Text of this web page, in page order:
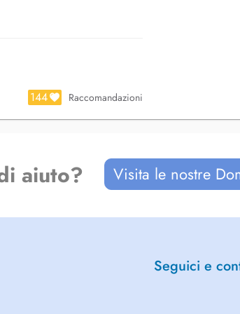
are ONLY available for NEW
for adults children and
144 Raccomandazioni
aiuto? Visita le nostre
Seguici e